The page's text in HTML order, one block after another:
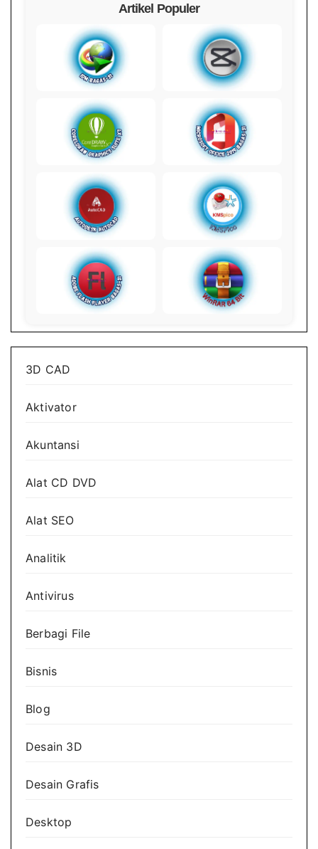
Artikel Populer
3D CAD
Aktivator
Akuntansi
Alat CD DVD
Alat SEO
Analitik
Antivirus
Berbagi File
Bisnis
Blog
Desain 3D
Desain Grafis
Desktop